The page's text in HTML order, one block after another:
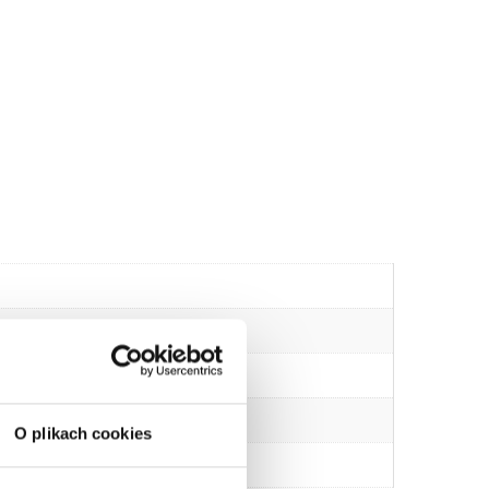
O plikach cookies